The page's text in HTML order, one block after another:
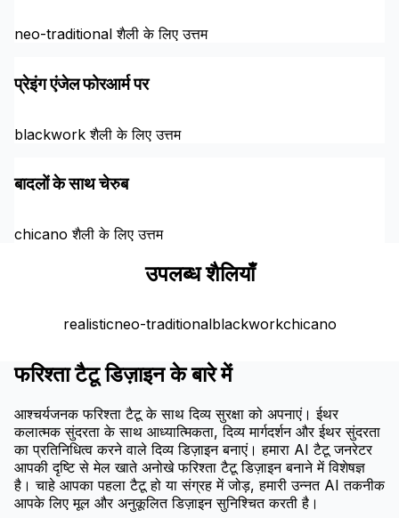
neo-traditional शैली के लिए उत्तम
प्रेइंग एंजेल फोरआर्म पर
blackwork शैली के लिए उत्तम
बादलों के साथ चेरुब
chicano शैली के लिए उत्तम
उपलब्ध शैलियाँ
realisticneo-traditionalblackworkchicano
फरिश्ता टैटू डिज़ाइन के बारे में
आश्चर्यजनक फरिश्ता टैटू के साथ दिव्य सुरक्षा को अपनाएं। ईथर
कलात्मक सुंदरता के साथ आध्यात्मिकता, दिव्य मार्गदर्शन और ईथर सुंदरता
का प्रतिनिधित्व करने वाले दिव्य डिज़ाइन बनाएं। हमारा AI टैटू जनरेटर
आपकी दृष्टि से मेल खाते अनोखे फरिश्ता टैटू डिज़ाइन बनाने में विशेषज्ञ
है। चाहे आपका पहला टैटू हो या संग्रह में जोड़, हमारी उन्नत AI तकनीक
आपके लिए मूल और अनुकूलित डिज़ाइन सुनिश्चित करती है।